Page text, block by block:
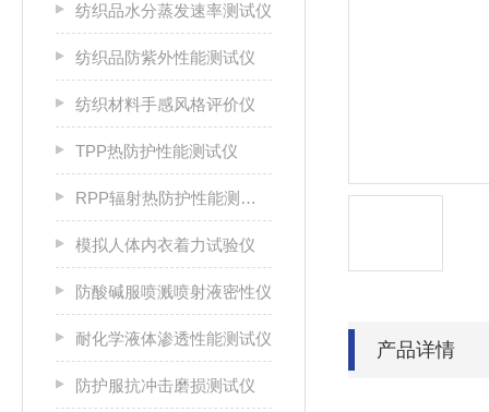
纺织品水分蒸发速率测试仪
纺织品防紫外性能测试仪
纺织材料手感风格评价仪
TPP热防护性能测试仪
RPP辐射热防护性能测试仪
模拟人体内衣着力试验仪
防酸碱服喷溅喷射液密性仪
耐化学液体渗透性能测试仪
防护服抗冲击磨损测试仪
产品详情